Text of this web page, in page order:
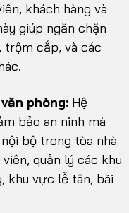
khách hàng và
giúp ngăn chặn
trộm cắp, và các
phòng: Hệ
bảo an ninh mà
bộ trong tòa nhà
quản lý các khu
khu vực lễ tân, bãi